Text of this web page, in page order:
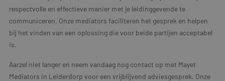
respectvolle en effectieve manier met je leidinggevende te
communiceren. Onze mediators faciliteren het gesprek en helpen
bij het vinden van een oplossing die voor beide partijen acceptabel
is.
Aarzel niet langer en neem vandaag nog contact op met Mayet
Mediators in Leiderdorp voor een vrijblijvend adviesgesprek. Onze